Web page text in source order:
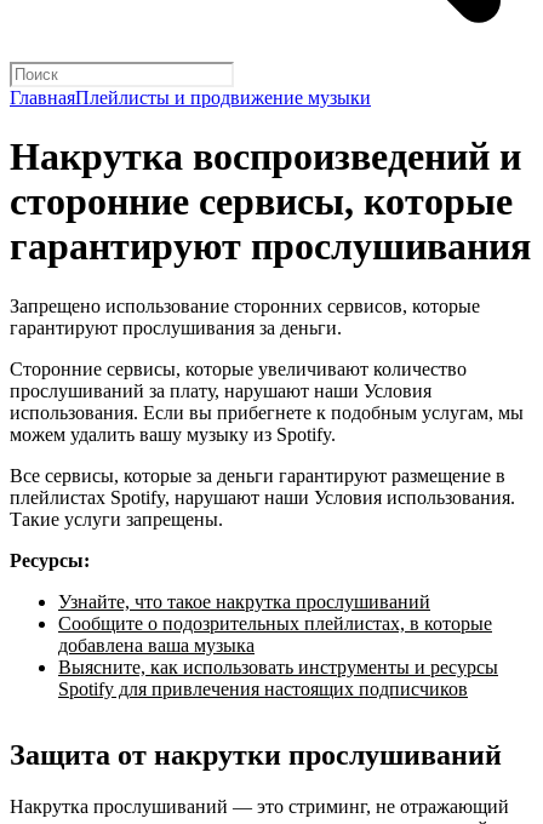
ГлавнаяПлейлисты и продвижение музыки
Накрутка воспроизведений и
сторонние сервисы, которые
гарантируют прослушивания
Запрещено использование сторонних сервисов, которые
гарантируют прослушивания за деньги.
Сторонние сервисы, которые увеличивают количество
прослушиваний за плату, нарушают наши Условия
использования. Если вы прибегнете к подобным услугам, мы
можем удалить вашу музыку из Spotify.
Все сервисы, которые за деньги гарантируют размещение в
плейлистах Spotify, нарушают наши Условия использования.
Такие услуги запрещены.
Ресурсы:
Узнайте, что такое накрутка прослушиваний
Сообщите о подозрительных плейлистах, в которые
добавлена ваша музыка
Выясните, как использовать инструменты и ресурсы
Spotify для привлечения настоящих подписчиков
Защита от накрутки прослушиваний
Накрутка прослушиваний — это стриминг, не отражающий